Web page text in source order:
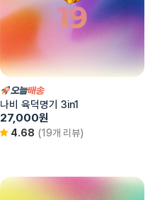
나비 육덕명기 3in1
27,000원
4.68 (19개 리뷰)